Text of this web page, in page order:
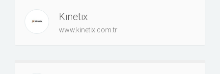
Kinetix
www.kinetix.com.tr